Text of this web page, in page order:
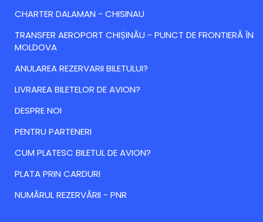
CHARTER DALAMAN - CHISINAU
TRANSFER AEROPORT CHIȘINĂU - PUNCT DE FRONTIERĂ ÎN
MOLDOVA
ANULAREA REZERVARII BILETULUI?
LIVRAREA BILETELOR DE AVION?
DESPRE NOI
PENTRU PARTENERI
CUM PLATESC BILETUL DE AVION?
PLATA PRIN CARDURI
NUMĂRUL REZERVĂRII - PNR